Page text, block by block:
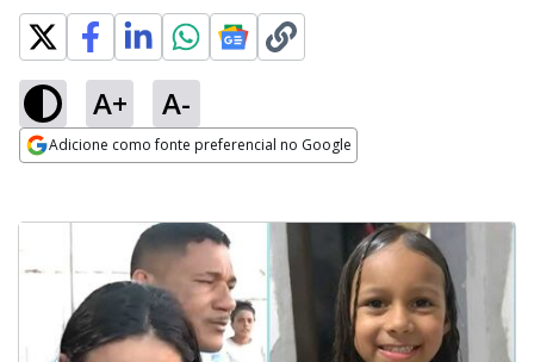
A+ A-
Adicione como fonte preferencial no Google